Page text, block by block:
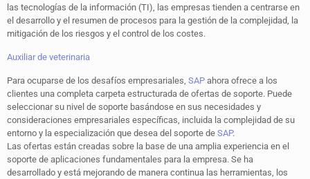
las tecnologías de la información (TI), las empresas tienden a centrarse en
el desarrollo y el resumen de procesos para la gestión de la complejidad, la
mitigación de los riesgos y el control de los costes.
Auxiliar de veterinaria
Para ocuparse de los desafíos empresariales, SAP ahora ofrece a los
clientes una completa carpeta estructurada de ofertas de soporte. Puede
seleccionar su nivel de soporte basándose en sus necesidades y
consideraciones empresariales específicas, incluida la complejidad de su
entorno y la especialización que desea del soporte de SAP.
Las ofertas están creadas sobre la base de una amplia experiencia en el
soporte de aplicaciones fundamentales para la empresa. Se ha
desarrollado y está mejorando de manera continua las herramientas, los